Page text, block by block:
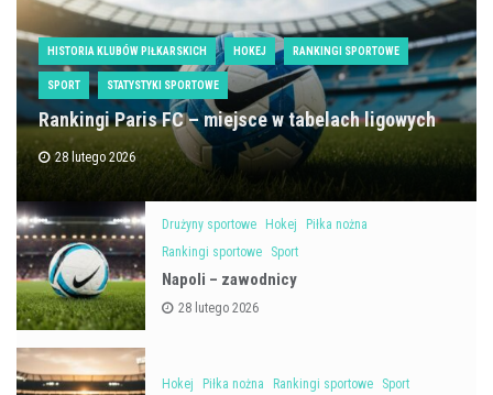
HISTORIA KLUBÓW PIŁKARSKICH HOKEJ RANKINGI SPORTOWE
SPORT STATYSTYKI SPORTOWE
Rankingi Paris FC – miejsce w tabelach ligowych
28 lutego 2026
Drużyny sportowe Hokej
Piłka nożna
Rankingi sportowe
Sport
Napoli – zawodnicy
28 lutego 2026
Hokej Piłka nożna Rankingi sportowe Sport